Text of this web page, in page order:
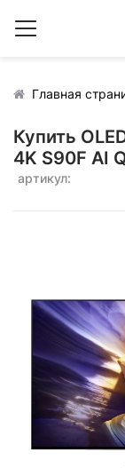
Главная
Купить
4K S90F AI
артикул: